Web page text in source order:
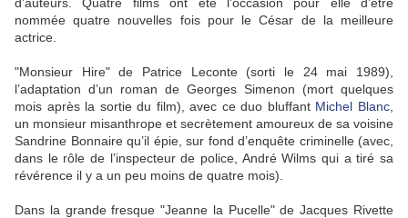
nommée quatre nouvelles fois pour le César de la meilleure
actrice.
"Monsieur Hire" de Patrice Leconte (sorti le 24 mai 1989),
l’adaptation d’un roman de Georges Simenon (mort quelques
mois après la sortie du film), avec ce duo bluffant Michel Blanc
un monsieur misanthrope et secrètement amoureux de sa voisine
Sandrine Bonnaire qu’il épie, sur fond d’enquête criminelle (avec,
dans le rôle de l’inspecteur de police, André Wilms qui a tiré sa
révérence il y a un peu moins de quatre mois).
Dans la grande fresque "Jeanne la Pucelle" de Jacques Rivette